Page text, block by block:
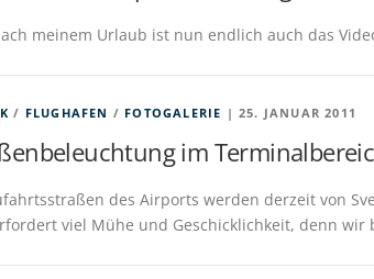
meinem Urlaub ist nun endlich auch das
/ FLUGHAFEN / FOTOGALERIE | 25. JANUAR 2011
im
des Airports werden derzeit von
viel Mühe und Geschicklichkeit, denn